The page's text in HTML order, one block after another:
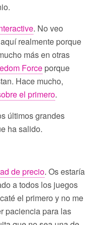
. No veo
realmente porque
más en otras
Force porque
Hace mucho,
el primero.
últimos grandes
ha salido.
de precio. Os estaría
a todos los juegos
el primero y no me
paciencia para las